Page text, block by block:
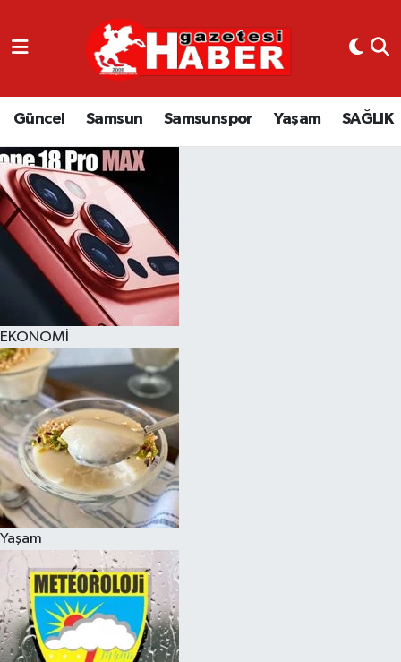
Güncel Samsun Samsunspor Yaşam SAĞLIK
EKONOMİ
Yaşam
GÜNCEL
SAMSUN
SAMSUNSPOR
EKONOMİ
YAŞAM